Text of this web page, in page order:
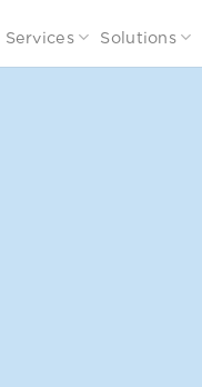
Services Solutions